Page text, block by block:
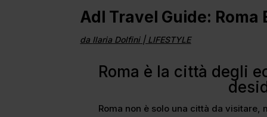
Adl Travel Guide: Roma
da Ilaria Dolfini| LIFESTYLE
Roma è la città degli
Roma non è solo una città da visitare,